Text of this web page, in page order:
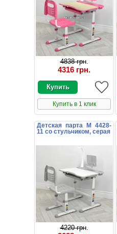
4838 грн.
4316 грн.
Купить в 1 клик
Детская парта M 4428-
11 со стульчиком, серая
4220 грн.